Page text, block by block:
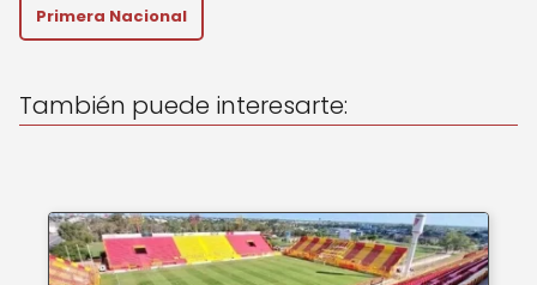
A
p
b
o
k
Primera Nacional
También puede interesarte: